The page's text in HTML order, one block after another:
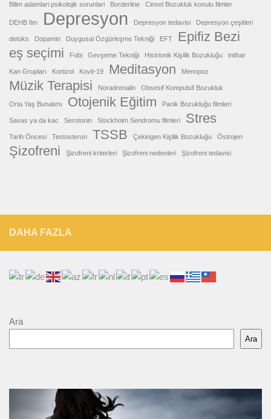
Bilim adamlari psikolojik sorunlari Borderline Cinsel Bozukluk konulu filmler
DEHB fim Depresyon Depresyon tedavisi Depresyon çeşitleri
detoks Dopamin Duygusal Özgürleşme Tekniği EFT
Epifiz Bezi
eş seçimi
Fobi Gevşeme Tekniği Histrionik Kişilik Bozukluğu intihar
Kan Grupları Kortizol Kovit-19 Meditasyon Menopoz
Müzik Terapisi Noradrenalin Obsesif Kompulsif Bozukluk
Orta Yaş Bunalımı Otojenik Eğitim Panik Bozukluğu filmleri
Savas ya da kac Serotonin Stockholm Sendromu filmleri Stres
Tarih Öncesi Testosteron TSSB Çekingen Kişilik Bozukluğu Östrojen
Şizofreni Şizofreni kriterleri Şizofreni nedenleri Şizofreni tedavisi
DAHA FAZLA
Ara
Ara